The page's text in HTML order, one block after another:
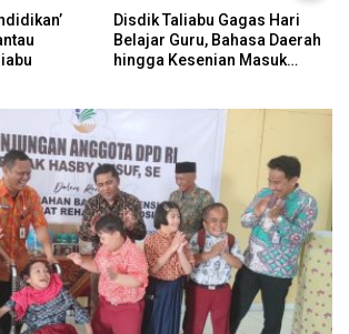
Disdik Taliabu Gagas Hari
Belajar Guru, Bahasa Daerah
hingga Kesenian Masuk